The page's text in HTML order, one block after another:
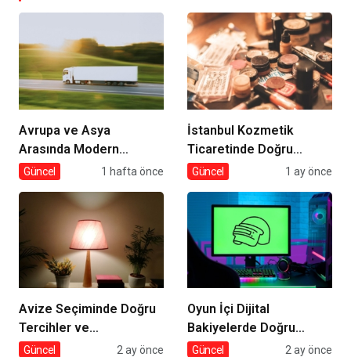
Avrupa ve Asya
Arasında Modern
Lojistik Çözümleri
Güncel 1 hafta önce
İstanbul Kozmetik
Ticaretinde Doğru
Tedarik
Güncel 1 ay önce
Avize Seçiminde Doğru
Tercihler ve
Dekorasyona Etkisi
Güncel 2 ay önce
Oyun İçi Dijital
Bakiyelerde Doğru
Tercihler
Güncel 2 ay önce